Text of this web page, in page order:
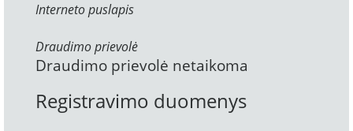
Interneto puslapis
Draudimo prievolė
Draudimo prievolė netaikoma
Registravimo duomenys